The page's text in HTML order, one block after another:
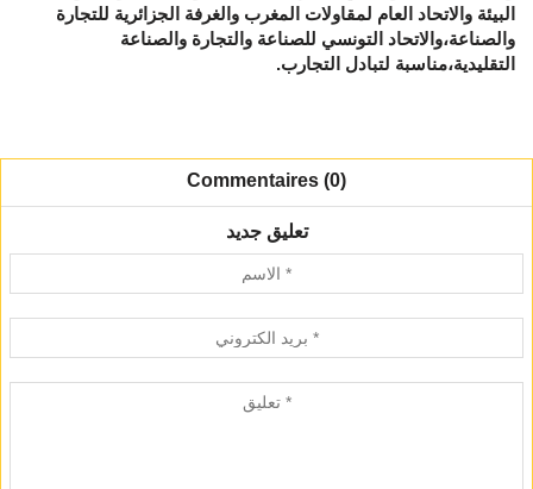
البيئة والاتحاد العام لمقاولات المغرب والغرفة الجزائرية للتجارة
والصناعة،والاتحاد التونسي للصناعة والتجارة والصناعة
التقليدية،مناسبة لتبادل التجارب.
Commentaires (0)
تعليق جديد